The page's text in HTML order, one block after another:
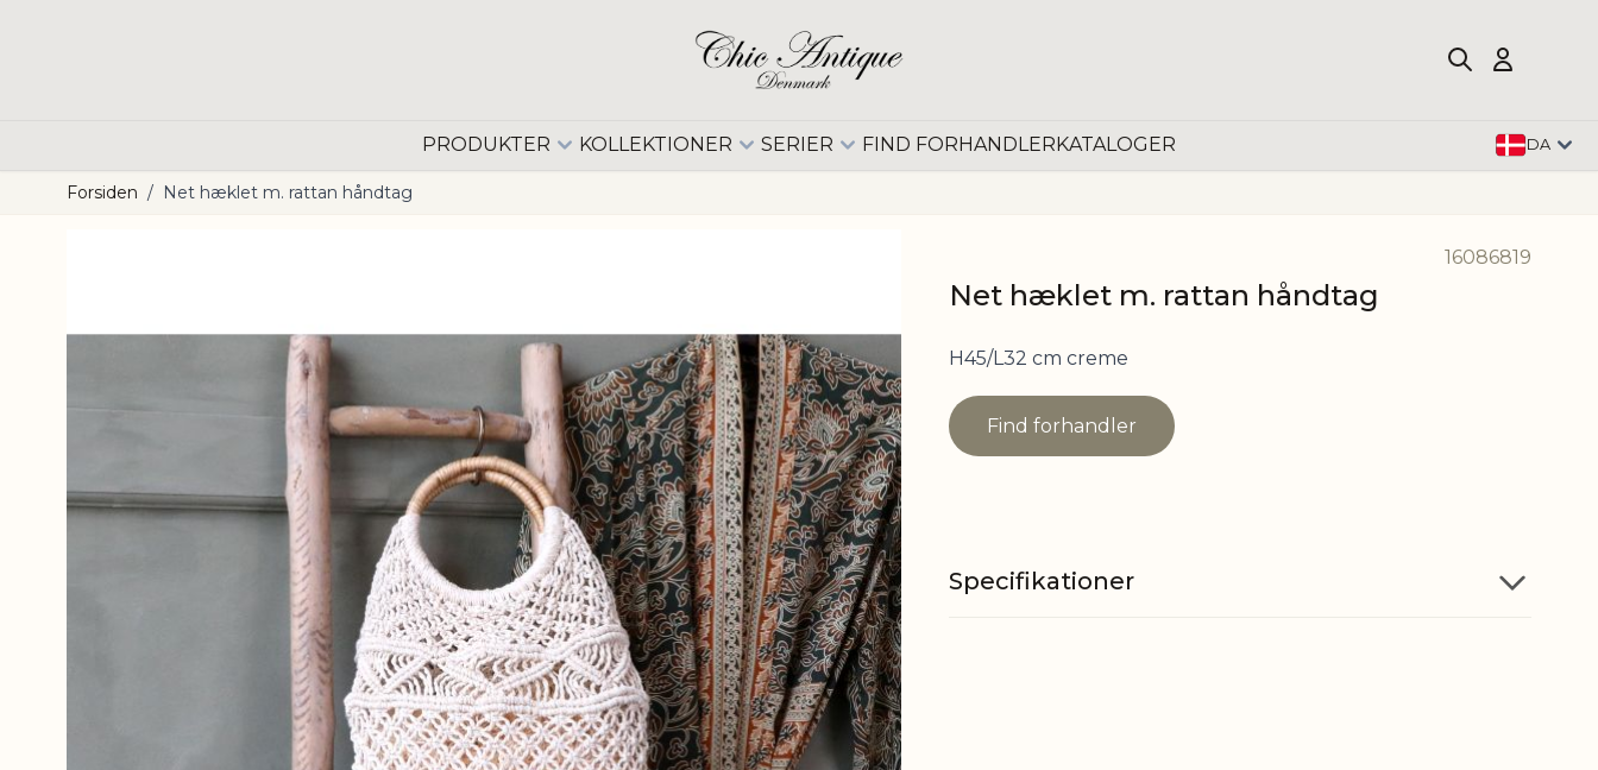
PRODUKTER KOLLEKTIONER SERIER FIND FORHANDLERKATALOGER DA
Forsiden / Net hæklet m. rattan håndtag
16086819
Net hæklet m. rattan håndtag
H45/L32 cm creme
Find forhandler
Specifikationer